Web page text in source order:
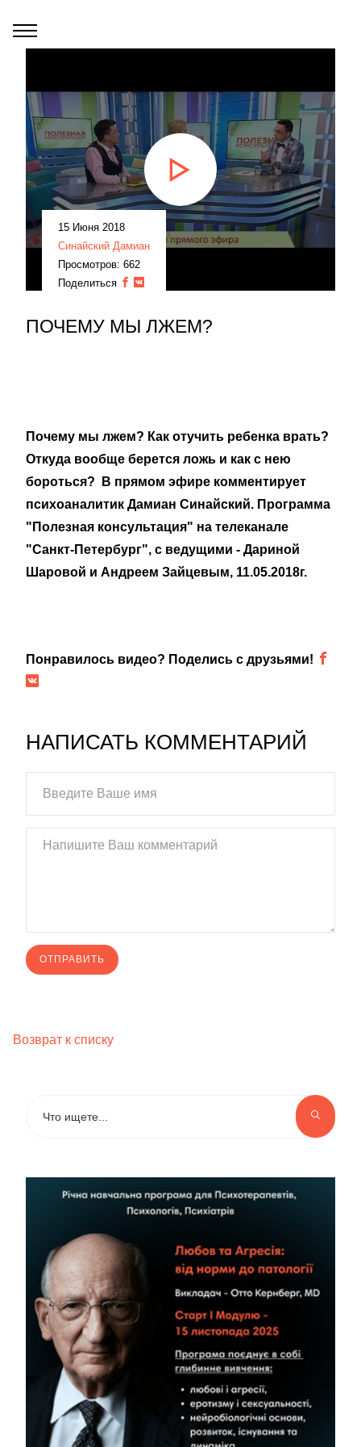
ПОЧЕМУ МЫ ЛЖЕМ?
15 Июня 2018
Синайский Дамиан
Просмотров: 662
Поделиться
Почему мы лжем? Как отучить ребенка врать?
Откуда вообще берется ложь и как с нею
бороться? В прямом эфире комментирует
психоаналитик Дамиан Синайский. Программа
"Полезная консультация" на телеканале
"Санкт-Петербург", с ведущими - Дариной
Шаровой и Андреем Зайцевым, 11.05.2018г.
Понравилось видео? Поделись с друзьями!
НАПИСАТЬ КОММЕНТАРИЙ
Возврат к списку